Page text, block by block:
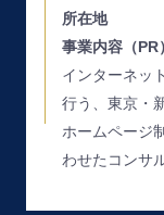
所在地
事業内容（PR）
インターネッ
行う、東京・
ホームページ
わせたコンサ